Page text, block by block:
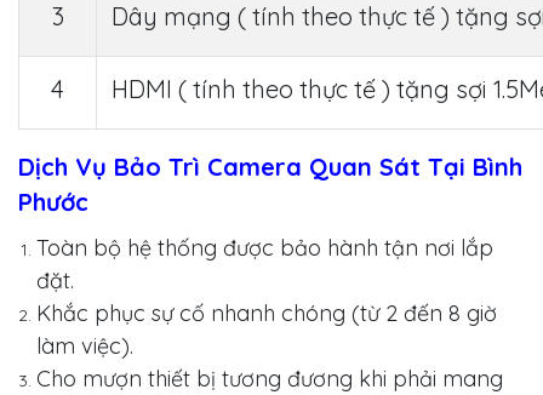
3 Dây mạng ( tính theo thực tế ) tặng
4 HDMI ( tính theo thực tế ) tặng sợi
Dịch Vụ Bảo Trì Camera Quan Sát Tại Bình
Phước
Toàn bộ hệ thống được bảo hành tận nơi lắp
đặt.
Khắc phục sự cố nhanh chóng (từ 2 đến 8 giờ
làm việc).
Cho mượn thiết bị tương đương khi phải mang